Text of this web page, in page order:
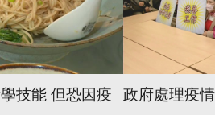
技能 但恐因疫
政府處理疫